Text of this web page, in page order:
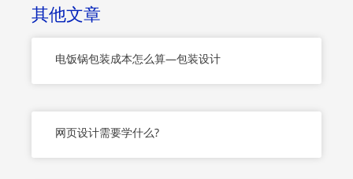
k
-
f
其他文章
电饭锅包装成本怎么算—包装设计
网页设计需要学什么?